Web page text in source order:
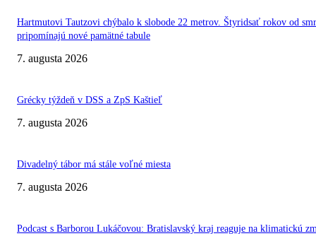
Hartmutovi Tautzovi chýbalo k slobode 22 metrov. Štyridsať rokov od
pripomínajú nové pamätné tabule
7. augusta 2026
Grécky týždeň v DSS a ZpS Kaštieľ
7. augusta 2026
Divadelný tábor má stále voľné miesta
7. augusta 2026
Podcast s Barborou Lukáčovou: Bratislavský kraj reaguje na klimatickú